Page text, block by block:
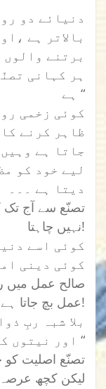
دنیائے دو
بالاتر ہے
برتنے
ہے “
کوئی زخمی
ظاہر کرنے
جاتا ہے
لیے خود کو
دیتا ہے ۔۔۔
تصنّع سے آج تک
نہیں چاہتا!
کوئی اسے
کوئی دینی
عمل بچ جاتا ہے بے مصرف ۔۔۔بے سود۔۔۔۔!
اور نیتوں کو بھی جانتا ہے “
تصنّع اصلیت کو
لیکن کچھ